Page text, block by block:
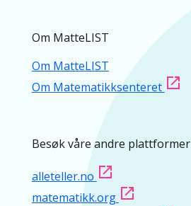
Om MatteLIST
Om MatteLIST
Om Matematikksenteret
Besøk våre andre plattformer
alleteller.no
matematikk.org